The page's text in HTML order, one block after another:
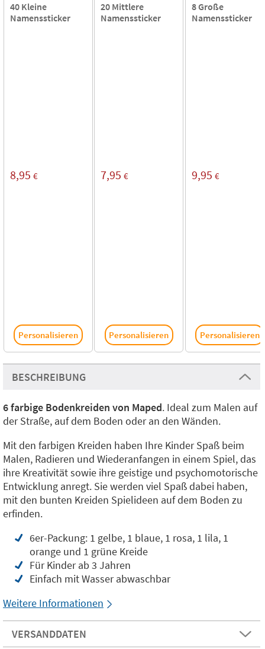
40 Kleine
Namenssticker
8,95 €
Personalisieren
20 Mittlere
Namenssticker
7,95 €
Personalisieren
8 Große
Namenssticker
9,95 €
Personalisieren
BESCHREIBUNG
6 farbige Bodenkreiden von Maped. Ideal zum Malen auf
der Straße, auf dem Boden oder an den Wänden.
Mit den farbigen Kreiden haben Ihre Kinder Spaß beim
Malen, Radieren und Wiederanfangen in einem Spiel, das
ihre Kreativität sowie ihre geistige und psychomotorische
Entwicklung anregt. Sie werden viel Spaß dabei haben,
mit den bunten Kreiden Spielideen auf dem Boden zu
erfinden.
6er-Packung: 1 gelbe, 1 blaue, 1 rosa, 1 lila, 1
orange und 1 grüne Kreide
Für Kinder ab 3 Jahren
Einfach mit Wasser abwaschbar
Weitere Informationen
VERSANDDATEN